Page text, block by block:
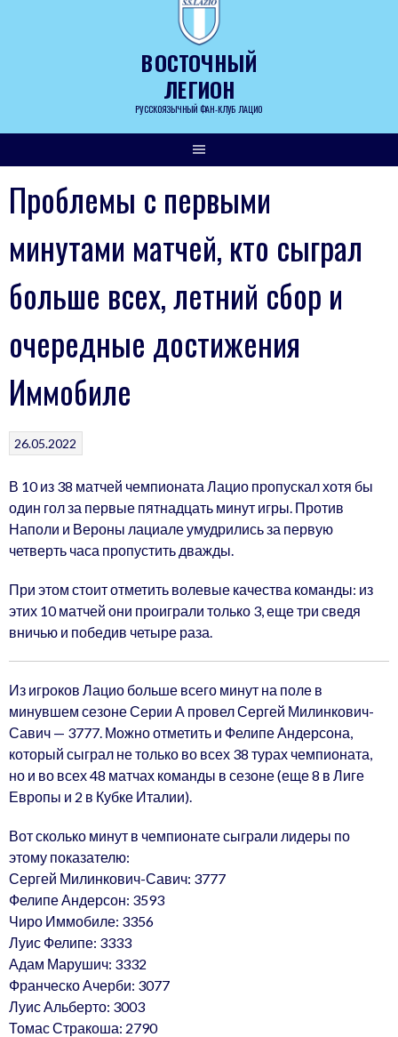
ВОСТОЧНЫЙ
ЛЕГИОН
РУССКОЯЗЫЧНЫЙ ФАН-КЛУБ ЛАЦИО
Проблемы с первыми
минутами матчей, кто сыграл
больше всех, летний сбор и
очередные достижения
Иммобиле
26.05.2022
В 10 из 38 матчей чемпионата Лацио пропускал хотя бы
один гол за первые пятнадцать минут игры. Против
Наполи и Вероны лациале умудрились за первую
четверть часа пропустить дважды.
При этом стоит отметить волевые качества команды: из
этих 10 матчей они проиграли только 3, еще три сведя
вничью и победив четыре раза.
Из игроков Лацио больше всего минут на поле в
минувшем сезоне Серии А провел Сергей Милинкович-
Савич — 3777. Можно отметить и Фелипе Андерсона,
который сыграл не только во всех 38 турах чемпионата,
но и во всех 48 матчах команды в сезоне (еще 8 в Лиге
Европы и 2 в Кубке Италии).
Вот сколько минут в чемпионате сыграли лидеры по
этому показателю:
Сергей Милинкович-Савич: 3777
Фелипе Андерсон: 3593
Чиро Иммобиле: 3356
Луис Фелипе: 3333
Адам Марушич: 3332
Франческо Ачерби: 3077
Луис Альберто: 3003
Томас Стракоша: 2790